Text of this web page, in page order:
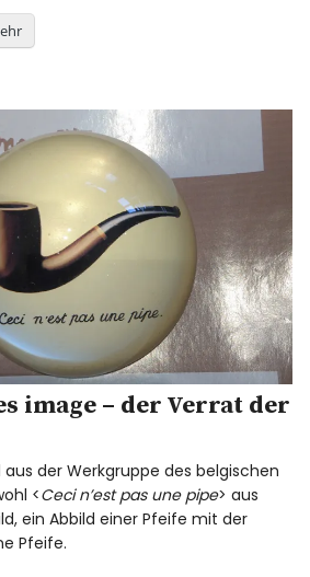
image – der Verrat der
der Werkgruppe des belgischen
<Ceci n’est pas une pipe> aus
ein Abbild einer Pfeife mit der
Pfeife.